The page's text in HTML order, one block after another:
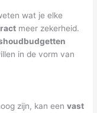
wat je elke
meer zekerheid.
in de vorm van
zijn, kan eenvast